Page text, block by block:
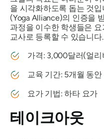
을 시각화하도록 돕는 것
(Yoga Alliance)의 인증을
과정을 이수한 학생들은
교사로 등록할 수 있습니다.
가격: 3,000달러(얼
교육 기간: 5개월 동
요가 기법: 하타 요가
테이크아웃